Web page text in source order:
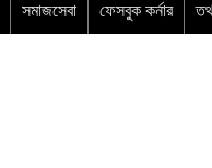
সমাজসেবা ফেসবুক কর্নার